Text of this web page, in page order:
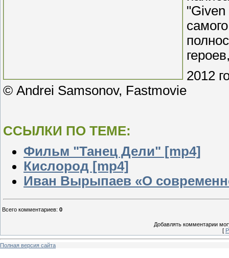
2012
© Andrei Samsonov, Fastmovie
ССЫЛКИ ПО ТЕМЕ:
Фильм "Танец Дели" [mp4]
Кислород [mp4]
Иван Вырыпаев «О
Всего комментариев: 0
Добавлять комментарии
[
Полная версия сайта